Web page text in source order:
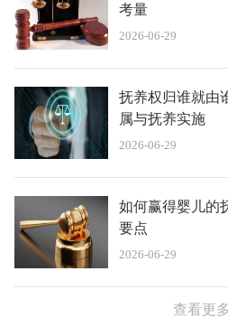
考量
2026-06-29
抚养权归谁就由
属与抚养实施
2026-06-29
如何赢得婴儿的
要点
2026-06-29
查看更多